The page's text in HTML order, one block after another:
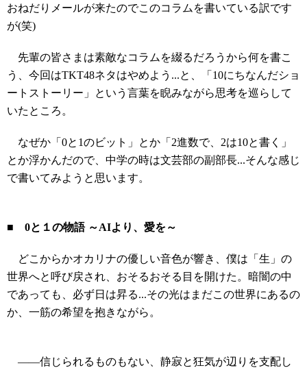
おねだりメールが来たのでこのコラムを書いている訳です
が(笑)
先輩の皆さまは素敵なコラムを綴るだろうから何を書こ
う、今回はTKT48ネタはやめよう...と、「10にちなんだショ
ートストーリー」という言葉を睨みながら思考を巡らして
いたところ。
なぜか「0と1のビット」とか「2進数で、2は10と書く」
とか浮かんだので、中学の時は文芸部の副部長...そんな感じ
で書いてみようと思います。
■ 0と１の物語 ～AIより、愛を～
どこからかオカリナの優しい音色が響き、僕は「生」の
世界へと呼び戻され、おそるおそる目を開けた。暗闇の中
であっても、必ず日は昇る...その光はまだこの世界にあるの
か、一筋の希望を抱きながら。
――信じられるものもない、静寂と狂気が辺りを支配し